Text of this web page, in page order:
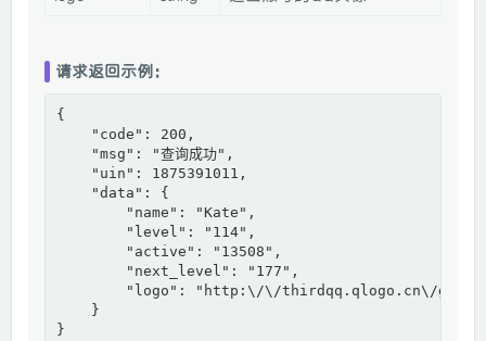
请求返回示例：
{
    "code": 200,
    "msg": "查询成功",
    "uin": 1875391011,
    "data": {
        "name": "Kate",
        "level": "114",
        "active": "13508",
        "next_level": "177",
"logo": "http:\/\/thirdqq.qlogo.cn\/
    }
}